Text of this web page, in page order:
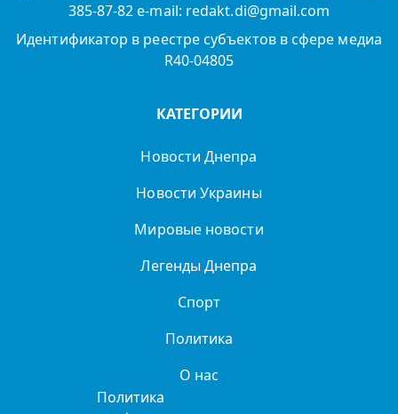
385-87-82 e-mail: redakt.di@gmail.com
Идентификатор в реестре субъектов в сфере медиа
R40-04805
КАТЕГОРИИ
Новости Днепра
Новости Украины
Мировые новости
Легенды Днепра
Спорт
Политика
О нас
Политика